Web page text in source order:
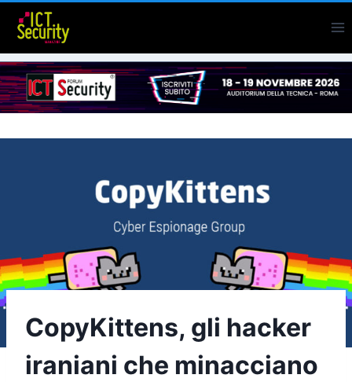
Salta
contenuto
CopyKittens, gli hacker
iraniani che minacciano